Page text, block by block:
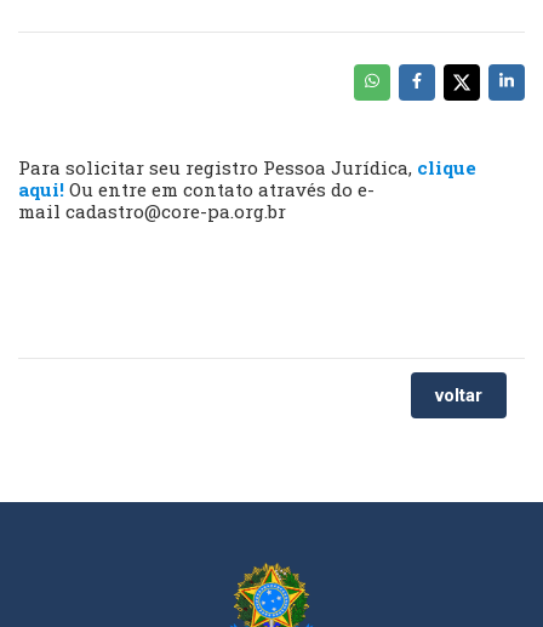
Para solicitar seu registro Pessoa Jurídica, clique
aqui! Ou entre em contato através do e-
mail cadastro@core-pa.org.br
voltar